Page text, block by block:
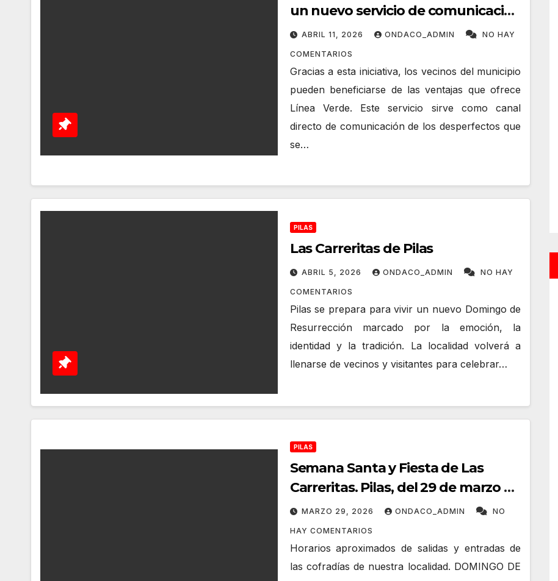
un nuevo servicio de comunicación
de incidencias a través de la app
Línea Verde
ABRIL 11, 2026 ONDACO_ADMIN NO HAY
COMENTARIOS
Gracias a esta iniciativa, los vecinos del municipio
pueden beneficiarse de las ventajas que ofrece
Línea Verde. Este servicio sirve como canal
directo de comunicación de los desperfectos que
se…
PILAS
Las Carreritas de Pilas
ABRIL 5, 2026 ONDACO_ADMIN NO HAY
COMENTARIOS
Pilas se prepara para vivir un nuevo Domingo de
Resurrección marcado por la emoción, la
identidad y la tradición. La localidad volverá a
llenarse de vecinos y visitantes para celebrar…
PILAS
Semana Santa y Fiesta de Las
Carreritas. Pilas, del 29 de marzo al
5 de abril de 2026
MARZO 29, 2026 ONDACO_ADMIN NO
HAY COMENTARIOS
Horarios aproximados de salidas y entradas de
las cofradías de nuestra localidad. DOMINGO DE